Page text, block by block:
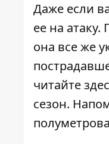
Даже если
ее на
она все же
читайте
сезон.